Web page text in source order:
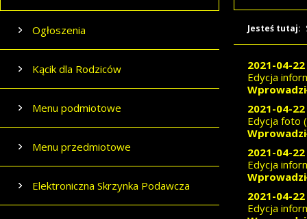
Ogłoszenia
Kącik dla Rodziców
Menu podmiotowe
Menu przedmiotowe
Elektroniczna Skrzynka Podawcza
Jesteś tutaj:
2021-04-
Edycja
2021-04-
Edycja foto
2021-04-
Edycja
2021-04-
Edycja